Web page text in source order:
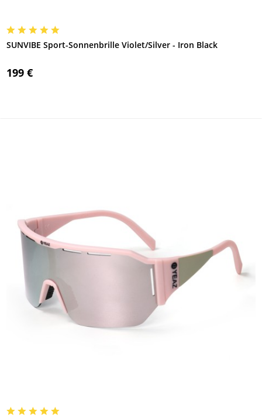
SUNVIBE Sport-Sonnenbrille Violet/Silver - Iron Black
199 €